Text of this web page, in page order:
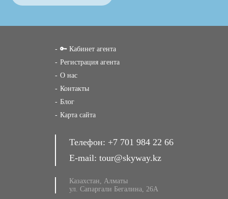
🔑 Кабинет агента
Регистрация агента
О нас
Контакты
Блог
Карта сайта
Телефон: +7 701 984 22 66
E-mail: tour@skyway.kz
Казахстан, Алматы
ул. Сапаргали Бегалина, 26А